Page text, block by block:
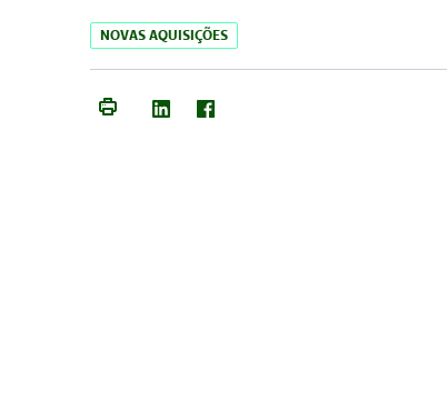
NOVAS AQUISIÇÕES